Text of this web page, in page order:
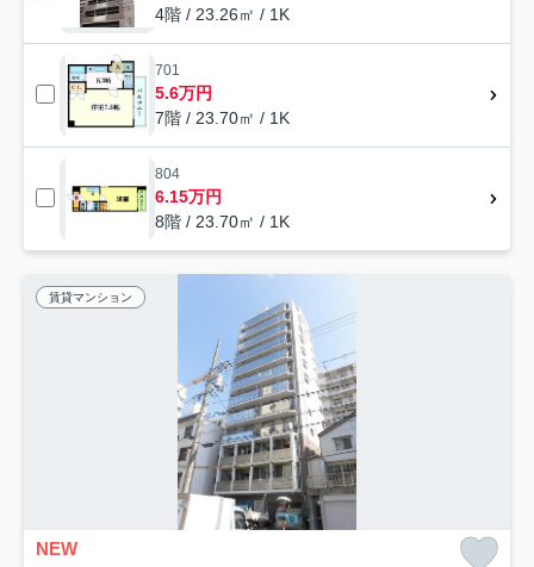
4階 / 23.26㎡ / 1K
701
5.6万円
7階 / 23.70㎡ / 1K
804
6.15万円
8階 / 23.70㎡ / 1K
賃貸マンション
NEW